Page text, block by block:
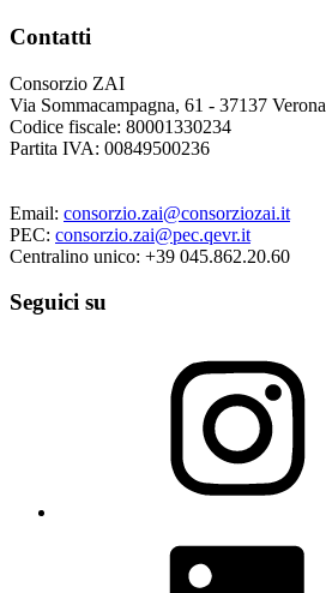
Contatti
Consorzio ZAI
Via Sommacampagna, 61 - 37137 Verona
Codice fiscale: 80001330234
Partita IVA: 00849500236
Email: consorzio.zai@consorziozai.it
PEC: consorzio.zai@pec.qevr.it
Centralino unico: +39 045.862.20.60
Seguici su